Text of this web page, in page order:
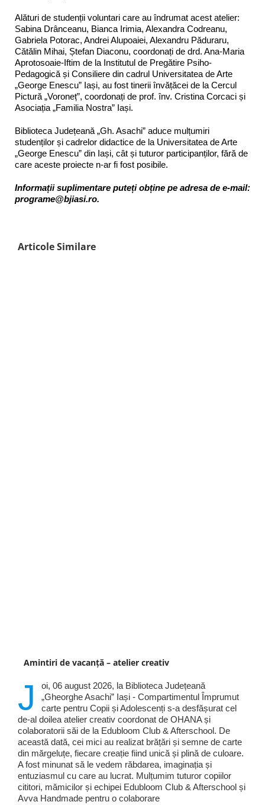
Alături de studenții voluntari care au îndrumat acest atelier:
Sabina Drânceanu, Bianca Irimia, Alexandra Codreanu,
Gabriela Potorac, Andrei Alupoaiei, Alexandru Păduraru,
Cătălin Mihai, Ștefan Diaconu, coordonați de drd. Ana-Maria
Aprotosoaie-Iftim de la Institutul de Pregătire Psiho-
Pedagogică și Consiliere din cadrul Universitatea de Arte
„George Enescu” Iași, au fost tinerii învățăcei de la Cercul
Pictură „Voroneț”, coordonați de prof. înv. Cristina Corcaci și
Asociația „Familia Nostra” Iași.
Biblioteca Județeană „Gh. Asachi” aduce mulțumiri
studenților și cadrelor didactice de la Universitatea de Arte
„George Enescu” din Iași, cât și tuturor participanților, fără de
care aceste proiecte n-ar fi fost posibile.
Informații suplimentare puteți obține pe adresa de e-mail:
programe@bjiasi.ro.
Articole Similare
Amintiri de vacanță – atelier creativ
J
oi, 06 august 2026, la Biblioteca Județeană
„Gheorghe Asachi” Iași - Compartimentul Împrumut
carte pentru Copii și Adolescenți s-a desfășurat cel
de-al doilea atelier creativ coordonat de OHANA și
colaboratorii săi de la Edubloom Club & Afterschool. De
această dată, cei mici au realizat brățări și semne de carte
din mărgeluțe, fiecare creație fiind unică și plină de culoare.
A fost minunat să le vedem răbdarea, imaginația și
entuziasmul cu care au lucrat. Mulțumim tuturor copiilor
cititori, mămicilor și echipei Edubloom Club & Afterschool și
Avva Handmade pentru o colaborare